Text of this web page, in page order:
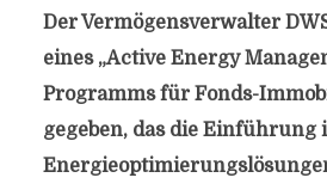
Der Vermögensverwalter
eines „Active Energy
Programms für Fonds-
gegeben, das die